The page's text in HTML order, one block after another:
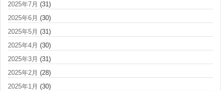
2025年7月 (31)
2025年6月 (30)
2025年5月 (31)
2025年4月 (30)
2025年3月 (31)
2025年2月 (28)
2025年1月 (30)